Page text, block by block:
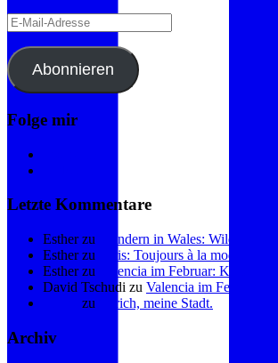
E-
Mail-
Adresse
Abonnieren
Folge mir
Letzte Kommentare
Estherzu
Wandern in Wales: Wilde
Estherzu
Paris: Toujours à la mode.
Estherzu
Valencia im Februar: Kunst,
David Tschudi zu Valencia im Februar:
zu Zürich, meine Stadt.
Archiv